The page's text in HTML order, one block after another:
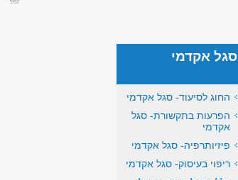
סגל אקדמי
החוג לסיעוד- סגל אקדמי
הפרעות בתקשורת- סגל
אקדמי
פיזיותרפיה- סגל אקדמי
ריפוי בעיסוק- סגל אקדמי